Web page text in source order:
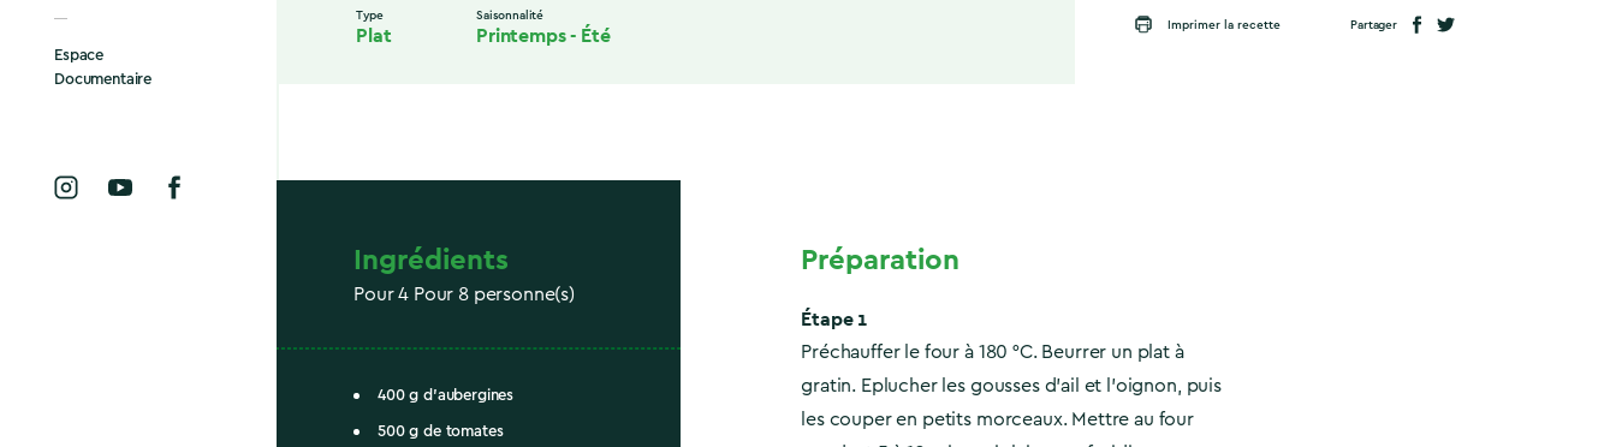
Espace
Documentaire
Type
Plat
Saisonnalité
Printemps- Été Imprimer la recette Partager
Ingrédients
Pour 4 Pour 8 personne(s)
400 g d'aubergines
500 g de tomates
Préparation
Étape 1
Préchauffer le four à 180 °C. Beurrer un plat à
gratin. Eplucher les gousses d'ail et l'oignon, puis
les couper en petits morceaux. Mettre au four